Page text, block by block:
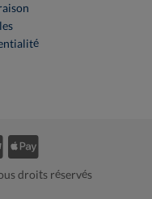
droits réservés